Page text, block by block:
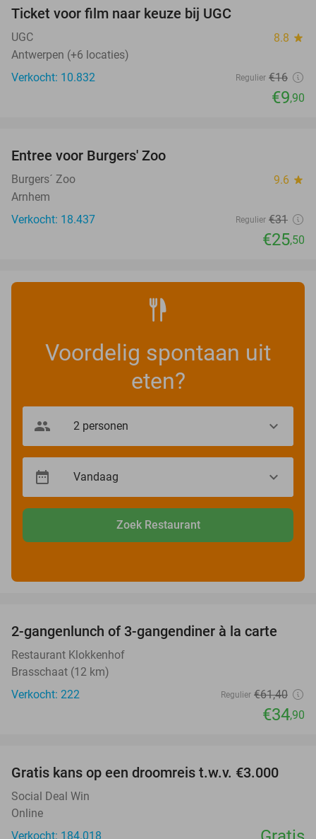
Ticket voor film naar keuze bij UGC
UGC 8.8 star
Antwerpen (+6 locaties)
Verkocht: 10.832
Regulier €16
€9,90
Entree voor Burgers' Zoo
Burgers´ Zoo 9.6 star
Arnhem
Verkocht: 18.437
Regulier €31
€25,50
Voordelig spontaan uit
eten?
Zoek Restaurant
43%
2-gangenlunch of 3-gangendiner à la carte
Restaurant Klokkenhof
Brasschaat (12 km)
Verkocht: 222
Regulier €61,40
€34,90
Gratis kans op een droomreis t.w.v. €3.000
Social Deal Win
Online
Verkocht: 184.018